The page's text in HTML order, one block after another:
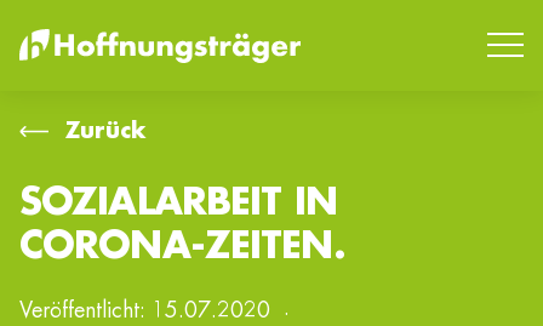
SUCHEN
Zurück
SOZIALARBEIT IN
CORONA-ZEITEN.
Veröffentlicht: 15.07.2020
·